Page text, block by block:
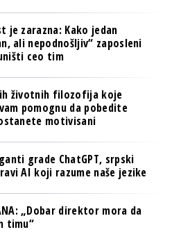
TECH I AI
BIZNIS & SPORT
PULS REGIONA
NOVO NA RAFU
PULS REGIONA
je zarazna: Kako jedan
ali nepodnošljiv“ zaposleni
ceo tim
životnih filozofija koje
pomognu da pobedite
motivisani
grade ChatGPT, srpski
AI koji razume naše jezike
„Dobar direktor mora da
timu“